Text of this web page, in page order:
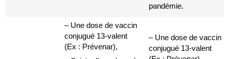
pandémie.
– Une dose de vaccin
conjugué 13-valent
(Ex : Prévenar),
– Une dose de vaccin
conjugué 13-valent